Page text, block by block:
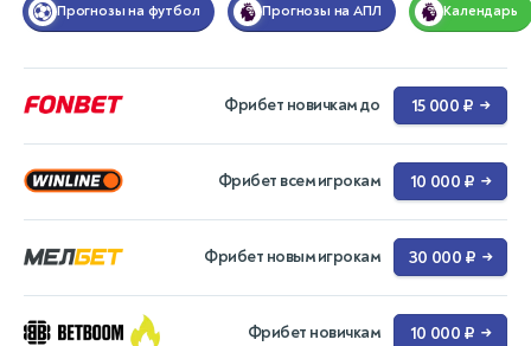
Прогнозы на футбол Прогнозы на АПЛ Календарь
Фрибет новичкам до 15 000 ₽ →
Фрибет всем игрокам 10 000 ₽ →
Фрибет новым игрокам 30 000 ₽ →
Фрибет новичкам 10 000 ₽ →